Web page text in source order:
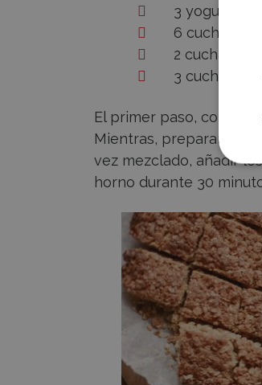
3 yogures
6
2
3
El primer paso, como
Mientras, preparamos
vez mezclado, añadir
horno durante 30